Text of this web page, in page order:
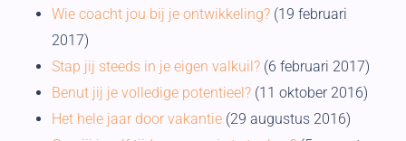
Wie coacht jou bij je ontwikkeling? (19 februari
2017)
Stap jij steeds in je eigen valkuil? (6 februari 2017)
Benut jij je volledige potentieel? (11 oktober 2016)
Het hele jaar door vakantie (29 augustus 2016)